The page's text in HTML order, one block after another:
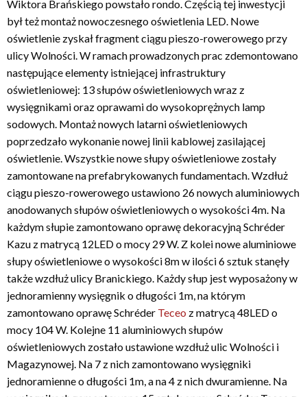
Wiktora Brańskiego powstało rondo. Częścią tej inwestycji
był też montaż nowoczesnego oświetlenia LED. Nowe
oświetlenie zyskał fragment ciągu pieszo-rowerowego przy
ulicy Wolności. W ramach prowadzonych prac zdemontowano
następujące elementy istniejącej infrastruktury
oświetleniowej: 13 słupów oświetleniowych wraz z
wysięgnikami oraz oprawami do wysokoprężnych lamp
sodowych. Montaż nowych latarni oświetleniowych
poprzedzało wykonanie nowej linii kablowej zasilającej
oświetlenie. Wszystkie nowe słupy oświetleniowe zostały
zamontowane na prefabrykowanych fundamentach. Wzdłuż
ciągu pieszo-rowerowego ustawiono 26 nowych aluminiowych
anodowanych słupów oświetleniowych o wysokości 4m. Na
każdym słupie zamontowano oprawę dekoracyjną Schréder
Kazu z matrycą 12LED o mocy 29 W. Z kolei nowe aluminiowe
słupy oświetleniowe o wysokości 8m w ilości 6 sztuk stanęły
także wzdłuż ulicy Branickiego. Każdy słup jest wyposażony w
jednoramienny wysięgnik o długości 1m, na którym
zamontowano oprawę Schréder Teceo z matrycą 48LED o
mocy 104 W. Kolejne 11 aluminiowych słupów
oświetleniowych zostało ustawione wzdłuż ulic Wolności i
Magazynowej. Na 7 z nich zamontowano wysięgniki
jednoramienne o długości 1m, a na 4 z nich dwuramienne. Na